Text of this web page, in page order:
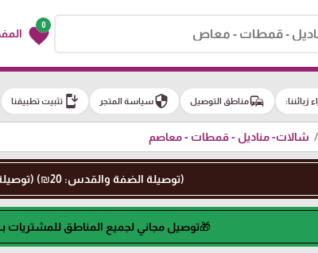
0
favorite
زبائننا: commuteمناطق التوصيل securityسياسة المتجر install_mobileتثبيت تطبيقنا
شالات- مناديل - قمطات - معاصم
(توصيلة الضفة والقدس: 20₪) (توصيلة الداخل: 50₪)
🎁توصيل مجاني لجميع المناطق للمشتريات بـ500 شيكل او اكثر🎁